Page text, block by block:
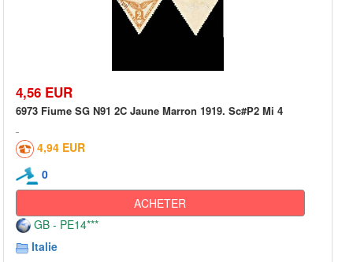
4,56 EUR
6973 Fiume SG N91 2C Jaune Marron 1919. Sc#P2 Mi 4
4,94 EUR
0
ACHETER
GB - PE14***
Italie